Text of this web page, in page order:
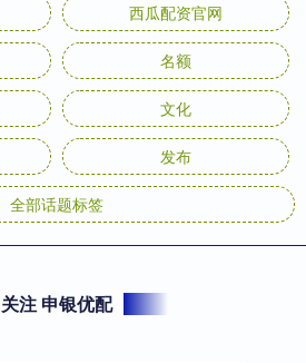
西瓜配资官网
名额
文化
发布
全部话题标签
关注 申银优配